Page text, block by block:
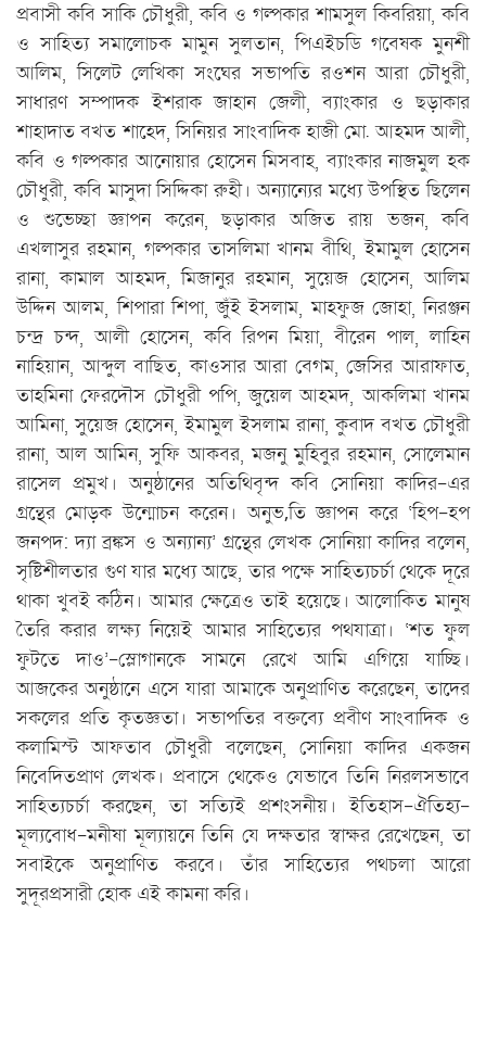
প্রবাসী কবি সাকি চৌধুরী, কবি ও গল্পকার শামসুল কিবরিয়া, কবি
ও সাহিত্য সমালোচক মামুন সুলতান, পিএইচডি গবেষক মুনশী
আলিম, সিলেট লেখিকা সংঘের সভাপতি রওশন আরা চৌধুরী,
সাধারণ সম্পাদক ইশরাক জাহান জেলী, ব্যাংকার ও ছড়াকার
শাহাদাত বখত শাহেদ, সিনিয়র সাংবাদিক হাজী মো. আহমদ আলী,
কবি ও গল্পকার আনোয়ার হোসেন মিসবাহ, ব্যাংকার নাজমুল হক
চৌধুরী, কবি মাসুদা সিদ্দিকা রুহী। অন্যান্যের মধ্যে উপস্থিত ছিলেন
ও শুভেচ্ছা জ্ঞাপন করেন, ছড়াকার অজিত রায় ভজন, কবি
এখলাসুর রহমান, গল্পকার তাসলিমা খানম বীথি, ইমামুল হোসেন
রানা, কামাল আহমদ, মিজানুর রহমান, সুয়েজ হোসেন, আলিম
উদ্দিন আলম, শিপারা শিপা, জুঁই ইসলাম, মাহফুজ জোহা, নিরঞ্জন
চন্দ্র চন্দ, আলী হোসেন, কবি রিপন মিয়া, বীরেন পাল, লাহিন
নাহিয়ান, আব্দুল বাছিত, কাওসার আরা বেগম, জেসির আরাফাত,
তাহমিনা ফেরদৌস চৌধুরী পপি, জুয়েল আহমদ, আকলিমা খানম
আমিনা, সুয়েজ হোসেন, ইমামুল ইসলাম রানা, কুবাদ বখত চৌধুরী
রানা, আল আমিন, সুফি আকবর, মজনু মুহিবুর রহমান, সোলেমান
রাসেল প্রমুখ। অনুষ্ঠানের অতিথিবৃন্দ কবি সোনিয়া কাদির-এর
গ্রন্থের মোড়ক উন্মোচন করেন। অনুভ‚তি জ্ঞাপন করে ‘হিপ-হপ
জনপদ: দ্যা ব্রঙ্কস ও অন্যান্য’ গ্রন্থের লেখক সোনিয়া কাদির বলেন,
সৃষ্টিশীলতার গুণ যার মধ্যে আছে, তার পক্ষে সাহিত্যচর্চা থেকে দূরে
থাকা খুবই কঠিন। আমার ক্ষেত্রেও তাই হয়েছে। আলোকিত মানুষ
তৈরি করার লক্ষ্য নিয়েই আমার সাহিত্যের পথযাত্রা। ‘শত ফুল
ফুটতে দাও’-স্লোগানকে সামনে রেখে আমি এগিয়ে যাচ্ছি।
আজকের অনুষ্ঠানে এসে যারা আমাকে অনুপ্রাণিত করেছেন, তাদের
সকলের প্রতি কৃতজ্ঞতা। সভাপতির বক্তব্যে প্রবীণ সাংবাদিক ও
কলামিস্ট আফতাব চৌধুরী বলেছেন, সোনিয়া কাদির একজন
নিবেদিতপ্রাণ লেখক। প্রবাসে থেকেও যেভাবে তিনি নিরলসভাবে
সাহিত্যচর্চা করছেন, তা সত্যিই প্রশংসনীয়। ইতিহাস-ঐতিহ্য-
মূল্যবোধ-মনীষা মূল্যায়নে তিনি যে দক্ষতার স্বাক্ষর রেখেছেন, তা
সবাইকে অনুপ্রাণিত করবে। তাঁর সাহিত্যের পথচলা আরো
সুদূরপ্রসারী হোক এই কামনা করি।